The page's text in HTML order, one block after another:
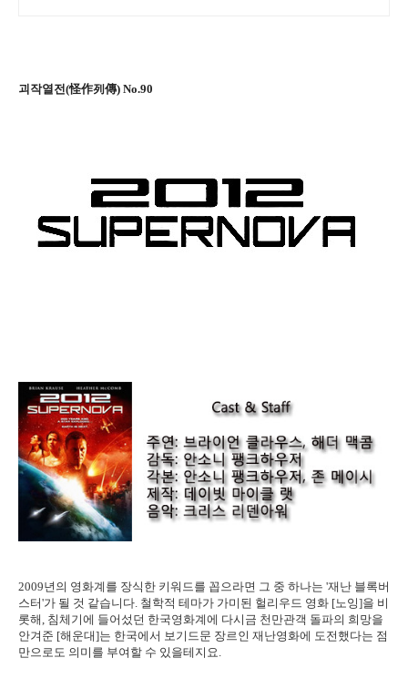
괴작열전(怪作列傳) No.90
2009년의 영화계를 장식한 키워드를 꼽으라면 그 중 하나는 '재난 블록버
스터'가 될 것 같습니다. 철학적 테마가 가미된 헐리우드 영화 [노잉]을 비
롯해, 침체기에 들어섰던 한국영화계에 다시금 천만관객 돌파의 희망을
안겨준 [해운대]는 한국에서 보기드문 장르인 재난영화에 도전했다는 점
만으로도 의미를 부여할 수 있을테지요.